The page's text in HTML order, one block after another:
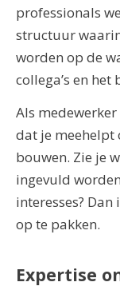
professionals
structuur
worden op de
collega’s en het
Als
dat je meehelpt
bouwen. Zie je
ingevuld
interesses?
op te pakken.
Expertise